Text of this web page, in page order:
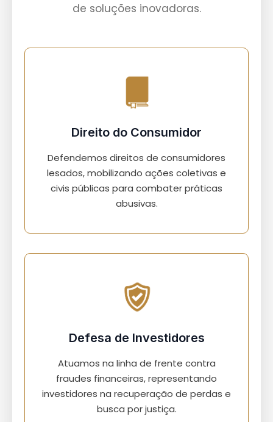
de soluções inovadoras.
Direito do Consumidor
Defendemos direitos de consumidores
lesados, mobilizando ações coletivas e
civis públicas para combater práticas
abusivas.
Defesa de Investidores
Atuamos na linha de frente contra
fraudes financeiras, representando
investidores na recuperação de perdas e
busca por justiça.